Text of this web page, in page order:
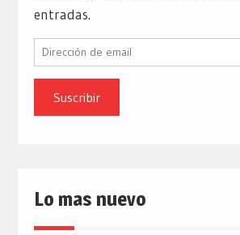
entradas.
Dirección
email
Lo mas nuevo